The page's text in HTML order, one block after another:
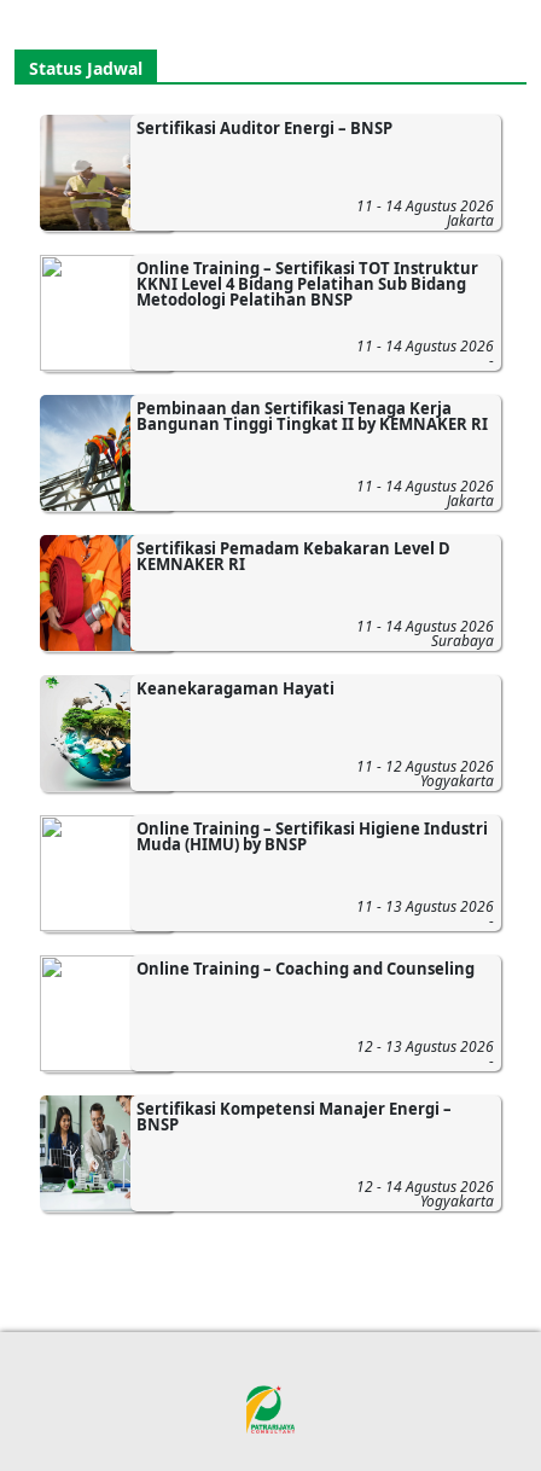
Status Jadwal
Sertifikasi Auditor Energi – BNSP
11 - 14 Agustus 2026
Jakarta
Online Training – Sertifikasi TOT Instruktur
KKNI Level 4 Bidang Pelatihan Sub Bidang
Metodologi Pelatihan BNSP
11 - 14 Agustus 2026
-
Pembinaan dan Sertifikasi Tenaga Kerja
Bangunan Tinggi Tingkat II by KEMNAKER RI
11 - 14 Agustus 2026
Jakarta
Sertifikasi Pemadam Kebakaran Level D
KEMNAKER RI
11 - 14 Agustus 2026
Surabaya
Keanekaragaman Hayati
11 - 12 Agustus 2026
Yogyakarta
Online Training – Sertifikasi Higiene Industri
Muda (HIMU) by BNSP
11 - 13 Agustus 2026
-
Online Training – Coaching and Counseling
12 - 13 Agustus 2026
-
Sertifikasi Kompetensi Manajer Energi –
BNSP
12 - 14 Agustus 2026
Yogyakarta